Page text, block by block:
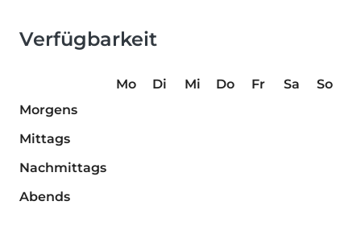
Verfügbarkeit
Mo Di Mi Do Fr Sa
So
Morgens
Mittags
Nachmittags
Abends